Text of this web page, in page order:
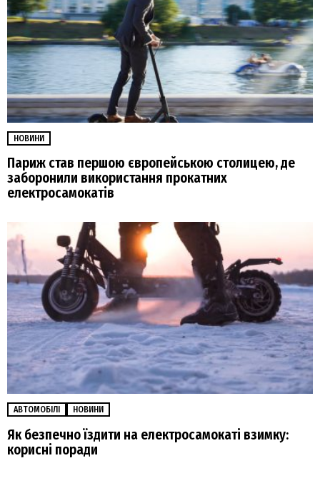
НОВИНИ
Париж став першою європейською столицею, де
заборонили використання прокатних
електросамокатів
АВТОМОБІЛІ НОВИНИ
Як безпечно їздити на електросамокаті взимку:
корисні поради